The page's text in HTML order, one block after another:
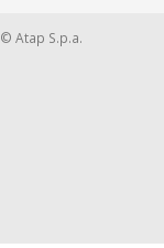
© Atap S.p.a.